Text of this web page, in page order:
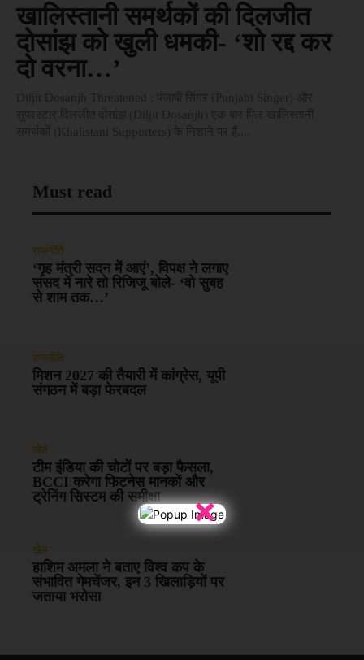
×
खालिस्तानी समर्थकों की दिलजीत
दोसांझ को खुली धमकी- ‘शो रद्द कर
दो वरना…’
Must read
राजनीति
‘गृह मंत्री सदन में आएं’, विपक्ष ने लगाए
संसद में नारे तो रिजिजू बोले- ‘वो सुबह
से शाम तक…’
राजनीति
मिशन 2027 की तैयारी में कांग्रेस, यूपी
संगठन में बड़ा फेरबदल
खेल
टीम इंडिया की चोटों पर बड़ा फैसला,
BCCI करेगा फिटनेस मानकों और
ट्रेनिंग सिस्टम की समीक्षा
खेल
हाशिम अमला ने बताए विश्व कप के
संभावित गेमचेंजर, इन 3 खिलाड़ियों पर
जताया भरोसा